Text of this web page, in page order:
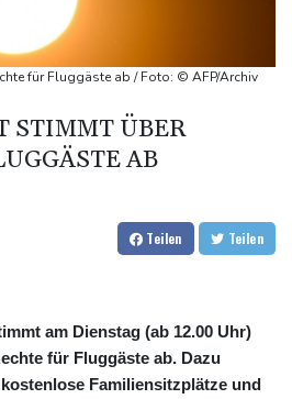
- Gespräche mit Unicredit
bei Schmuggelversuch in
für Fluggäste ab / Foto: © AFP/Archiv
STIMMT ÜBER
AB
Teilen Teilen
am Dienstag (ab 12.00 Uhr)
für Fluggäste ab. Dazu
Familiensitzplätze und